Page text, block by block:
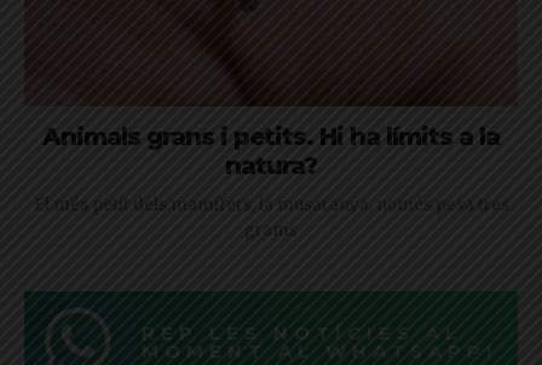
Animals grans i petits. Hi ha límits a la
natura?
El més petit dels mamífers, la musaranya, només pesa tres
grams
REP LES NOTÍCIES AL
MOMENT AL WHATSAPP!